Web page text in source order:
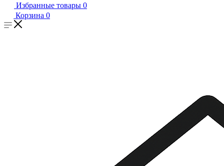
Избранные товары 0
Корзина 0